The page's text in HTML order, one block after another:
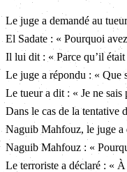
Le juge a demandé au
El Sadate : « Pourquoi
Il lui dit : « Parce qu’il
Le juge a répondu : « Que
Le tueur a dit : « Je ne sais
Dans le cas de la tentative
Naguib Mahfouz, le juge a
Naguib Mahfouz : «
Le terroriste a déclaré : «